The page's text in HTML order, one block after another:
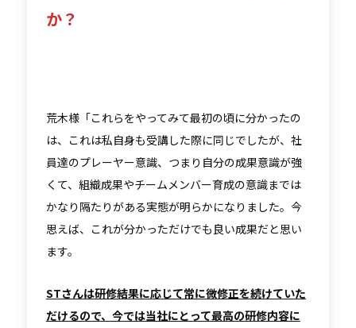
か？
荒木様「これらをやってみて最初の頃に分かったの
は、これは私自身も受講した際に同じでしたが、社
員達のプレーヤー意識、つまり自分の成果意識が強
くて、組織成果やチームメンバー育成の意識までは
かなり隔たりがある実態が明らかになりました。今
思えば、これが分かっただけでも良い成果だと思い
ます。
STさんは研修結果に応じて常に微修正を続けていた
だけるので、今では当社にとって最高の研修内容に